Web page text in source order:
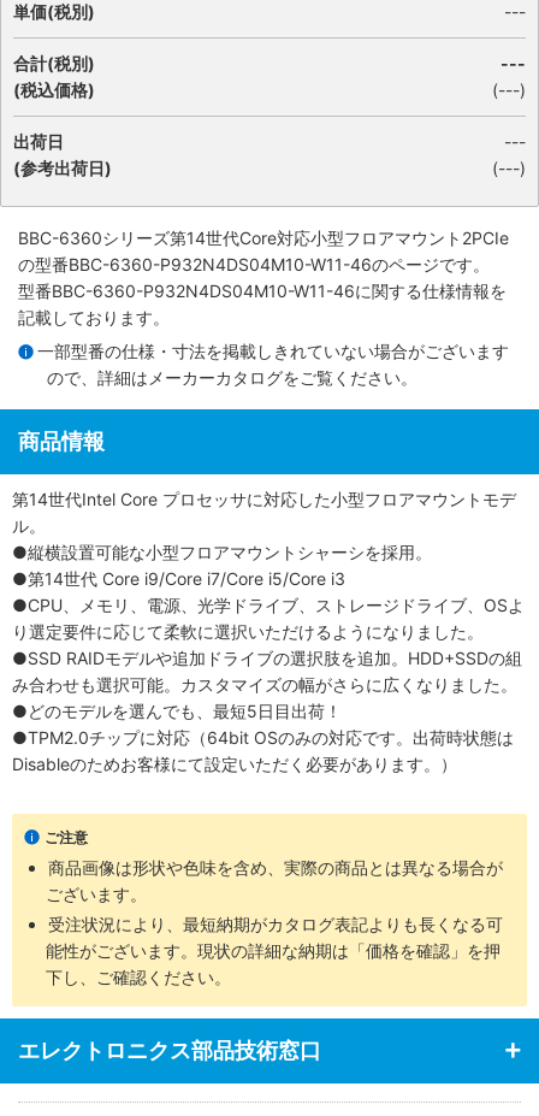
単価(税別) ---
合計(税別)
(税込価格)
---
(---)
出荷日
(参考出荷日)
---
(---)
BBC-6360シリーズ第14世代Core対応小型フロアマウント2PCIe
の型番BBC-6360-P932N4DS04M10-W11-46のページです。
型番BBC-6360-P932N4DS04M10-W11-46に関する仕様情報を
記載しております。
一部型番の仕様・寸法を掲載しきれていない場合がございます
ので、詳細は メーカーカタログをご覧ください。
商品情報
第14世代Intel Core プロセッサに対応した小型フロアマウントモデ
ル。
●縦横設置可能な小型フロアマウントシャーシを採用。
●第14世代 Core i9/Core i7/Core i5/Core i3
●CPU、メモリ、電源、光学ドライブ、ストレージドライブ、OSよ
り選定要件に応じて柔軟に選択いただけるようになりました。
●SSD RAIDモデルや追加ドライブの選択肢を追加。HDD+SSDの組
み合わせも選択可能。カスタマイズの幅がさらに広くなりました。
●どのモデルを選んでも、最短5日目出荷！
●TPM2.0チップに対応（64bit OSのみの対応です。出荷時状態は
Disableのためお客様にて設定いただく必要があります。）
ご注意
商品画像は形状や色味を含め、実際の商品とは異なる場合が
ございます。
受注状況により、最短納期がカタログ表記よりも長くなる可
能性がございます。現状の詳細な納期は「価格を確認」を押
下し、ご確認ください。
エレクトロニクス部品技術窓口